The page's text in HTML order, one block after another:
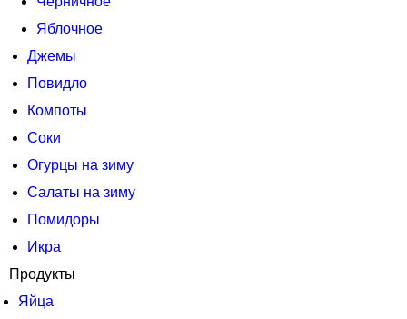
Яблочное
Джемы
Повидло
Компоты
Соки
Огурцы на зиму
Салаты на зиму
Помидоры
Икра
Продукты
Яйца